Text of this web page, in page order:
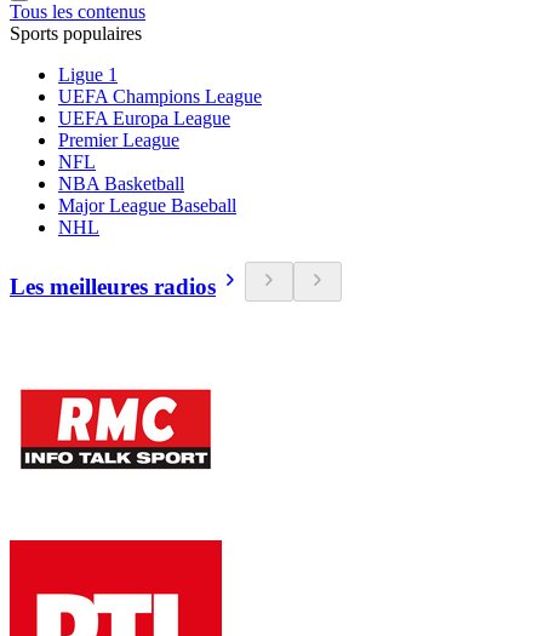
Tous les contenus
Sports populaires
Ligue 1
UEFA Champions League
UEFA Europa League
Premier League
NFL
NBA Basketball
Major League Baseball
NHL
Les meilleures radios